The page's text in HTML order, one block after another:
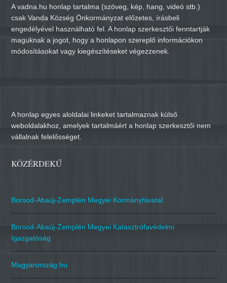
A vadna.hu honlap tartalma (szöveg, kép, hang, videó stb.)
csak Vanda Község Önkormányzat előzetes, írásbeli
engedélyével használható fel. A honlap szerkesztői fenntartják
maguknak a jogot, hogy a honlapon szereplő információkon
módosításokat vagy kiegészítéseket végezzenek.
A honlap egyes aloldalai linkeket tartalmaznak külső
weboldalakhoz, amelyek tartalmáért a honlap szerkesztői nem
vállalnak felelősséget.
KÖZÉRDEKŰ
Borsod-Abaúj-Zemplén Megyei Kormányhivatal
Borsod-Abaúj-Zemplén Megyei Katasztrófavédelmi
Igazgatóság
Magyarország.hu